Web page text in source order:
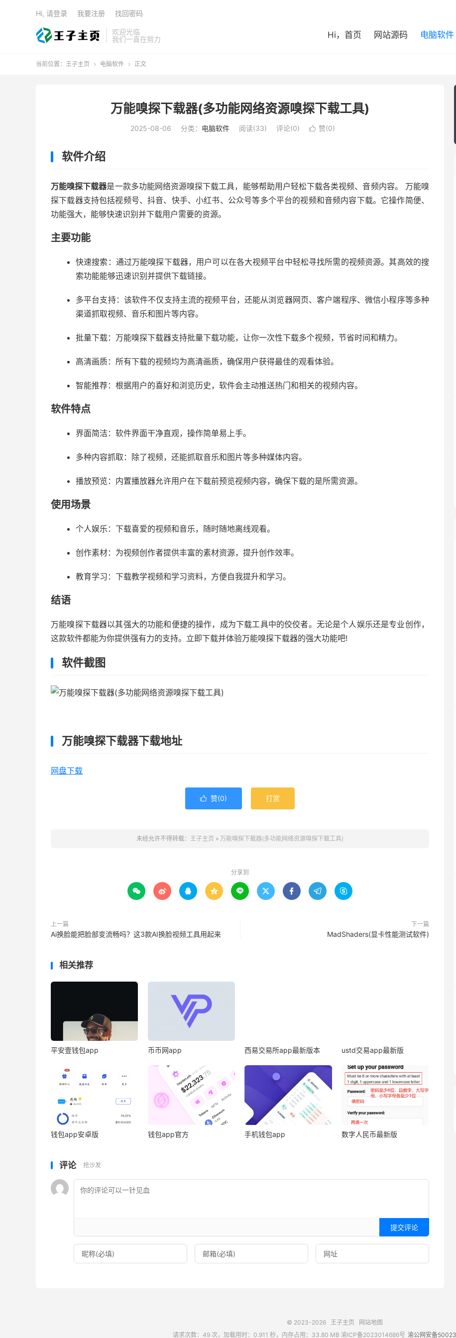
欢迎光临
我们一直在努力
Hi，首页 网站源码 电脑软件
Hi, 请登录 我要注册 找回密码
当前位置： 王子主页  电脑软件  正文
万能嗅探下载器(多功能网络资源嗅探下载工具)
2025-08-06 分类： 电脑软件 阅读(33) 评论(0)  赞(0)
软件介绍
万能嗅探下载器是一款多功能网络资源嗅探下载工具，能够帮助用户轻松下载各类视频、音频内容。 万能嗅
探下载器支持包括视频号、抖音、快手、小红书、公众号等多个平台的视频和音频内容下载。它操作简便、
功能强大，能够快速识别并下载用户需要的资源。
主要功能
快速搜索：通过万能嗅探下载器，用户可以在各大视频平台中轻松寻找所需的视频资源。其高效的搜
索功能能够迅速识别并提供下载链接。
多平台支持：该软件不仅支持主流的视频平台，还能从浏览器网页、客户端程序、微信小程序等多种
渠道抓取视频、音乐和图片等内容。
批量下载：万能嗅探下载器支持批量下载功能，让你一次性下载多个视频，节省时间和精力。
高清画质：所有下载的视频均为高清画质，确保用户获得最佳的观看体验。
智能推荐：根据用户的喜好和浏览历史，软件会主动推送热门和相关的视频内容。
软件特点
界面简洁：软件界面干净直观，操作简单易上手。
多种内容抓取：除了视频，还能抓取音乐和图片等多种媒体内容。
播放预览：内置播放器允许用户在下载前预览视频内容，确保下载的是所需资源。
使用场景
个人娱乐：下载喜爱的视频和音乐，随时随地离线观看。
创作素材：为视频创作者提供丰富的素材资源，提升创作效率。
教育学习：下载教学视频和学习资料，方便自我提升和学习。
结语
万能嗅探下载器以其强大的功能和便捷的操作，成为下载工具中的佼佼者。无论是个人娱乐还是专业创作，
这款软件都能为你提供强有力的支持。立即下载并体验万能嗅探下载器的强大功能吧!
软件截图
万能嗅探下载器下载地址
网盘下载
 赞(0) 打赏
未经允许不得转载： 王子主页 » 万能嗅探下载器(多功能网络资源嗅探下载工具)
分享到
        
上一篇
Ai换脸能把脸部变流畅吗？这3款AI换脸视频工具用起来
下一篇
MadShaders(显卡性能测试软件)
相关推荐
平安壹钱包app 币币网app 西易交易所app最新版本 ustd交易app最新版
钱包app安卓版 钱包app官方 手机钱包app 数字人民币最新版
评论 抢沙发
提交评论
© 2023-2026 王子主页
网站地图
请求次数：49 次，加载用时：0.911 秒，内存占用：33.80 MB 渝ICP备2023014686号 渝公网安备